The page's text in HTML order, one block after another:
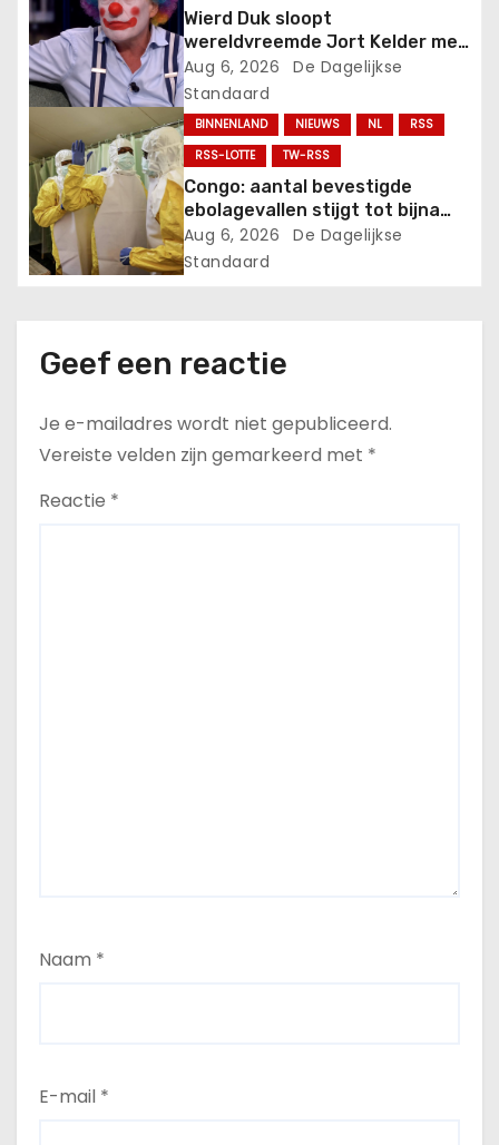
t
i
e
Wierd Duk sloopt
wereldvreemde Jort Kelder met
één ijskoude zin over
criminaliteit!.
Aug 6, 2026
De Dagelijkse
Standaard
BINNENLAND NIEUWS NL
RSS
RSS-LOTTE
TW-RSS
Congo: aantal bevestigde
ebolagevallen stijgt tot bijna
4000.
Aug 6, 2026
De Dagelijkse
Standaard
Geef een reactie
Je e-mailadres wordt niet gepubliceerd.
Vereiste velden zijn gemarkeerd met *
Reactie *
Naam *
E-mail *